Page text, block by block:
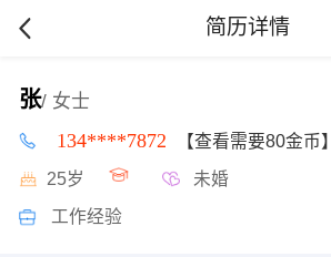
简历详情
张/ 女士
134****7872 【查看需要80金币】
25岁 未婚
工作经验